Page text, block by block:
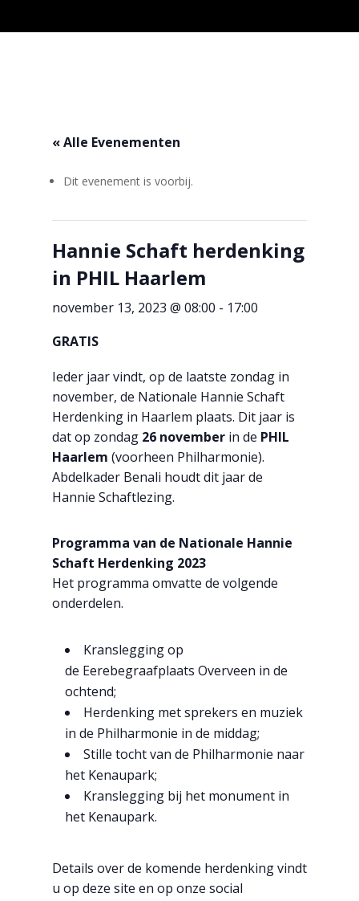
« Alle Evenementen
Dit evenement is voorbij.
Hannie Schaft herdenking
in PHIL Haarlem
november 13, 2023 @ 08:00 - 17:00
GRATIS
Ieder jaar vindt, op de laatste zondag in
november, de Nationale Hannie Schaft
Herdenking in Haarlem plaats. Dit jaar is
dat op zondag 26 novemberin de PHIL
Haarlem (voorheen Philharmonie).
Abdelkader Benali houdt dit jaar de
Hannie Schaftlezing.
Programma van de Nationale Hannie
Schaft Herdenking 2023
Het programma omvatte de volgende
onderdelen.
Kranslegging op
de Eerebegraafplaats Overveen in de
ochtend;
Herdenking met sprekers en muziek
in de Philharmonie in de middag;
Stille tocht van de Philharmonie naar
het Kenaupark;
Kranslegging bij het monument in
het Kenaupark.
Details over de komende herdenking vindt
u op deze site en op onze social